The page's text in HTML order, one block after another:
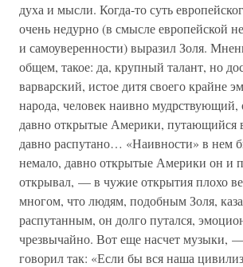
духа и мысли. Когда-то суть
очень недурно (в смысле европейской
и самоуверенности) выразил Золя.
общем, такое: да, крупный талант, но
варварский, истое дитя своего крайне
народа, человек наивно
давно открытые Америки, путающийся
давно распутано… «Наивности» в нем
немало, давно открытые Америки он и
открывал, — в чужие открытия плохо
многом, что людям, подобным Золя,
распутанным, он долго путался,
чрезвычайно. Вот еще насчет музыки,
говорил так: «Если бы вся наша